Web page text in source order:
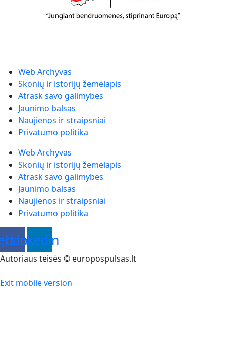
Web Archyvas
Skonių ir istorijų žemėlapis
Atrask savo galimybes
Jaunimo balsas
Naujienos ir straipsniai
Privatumo politika
Web Archyvas
Skonių ir istorijų žemėlapis
Atrask savo galimybes
Jaunimo balsas
Naujienos ir straipsniai
Privatumo politika
Linkedin
Autoriaus teisės © europospulsas.lt
Exit mobile version